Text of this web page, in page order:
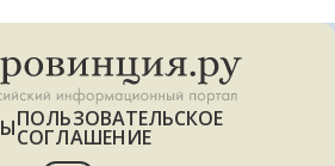
ПОЛЬЗОВАТЕЛЬСКОЕ
СОГЛАШЕНИЕ